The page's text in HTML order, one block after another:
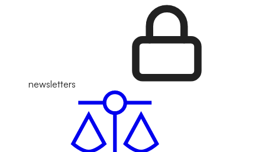
newsletters